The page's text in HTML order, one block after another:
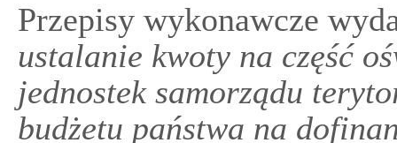
Przepisy wykonawcze
ustalanie kwoty na część
jednostek samorządu
budżetu państwa na